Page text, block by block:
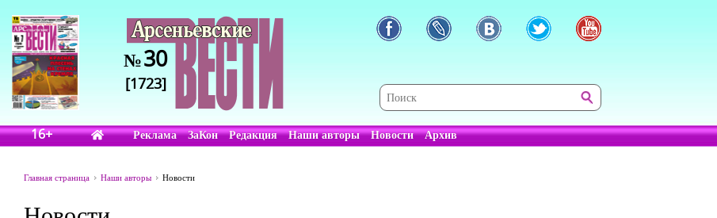
№30
[1723]
16+ Реклама ЗаКон Редакция Наши авторы Новости Архив
Главная страница Наши авторы Новости